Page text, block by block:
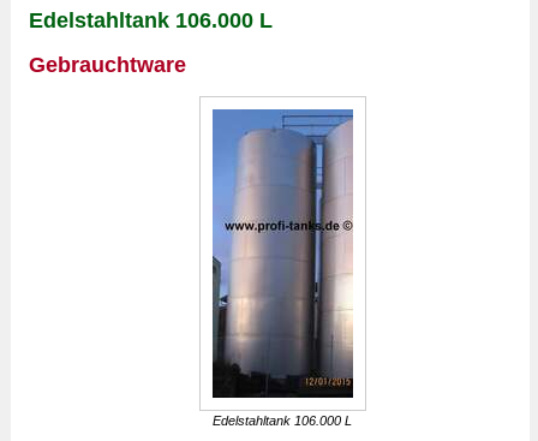
Edelstahltank 106.000 L
Gebrauchtware
Edelstahltank 106.000 L